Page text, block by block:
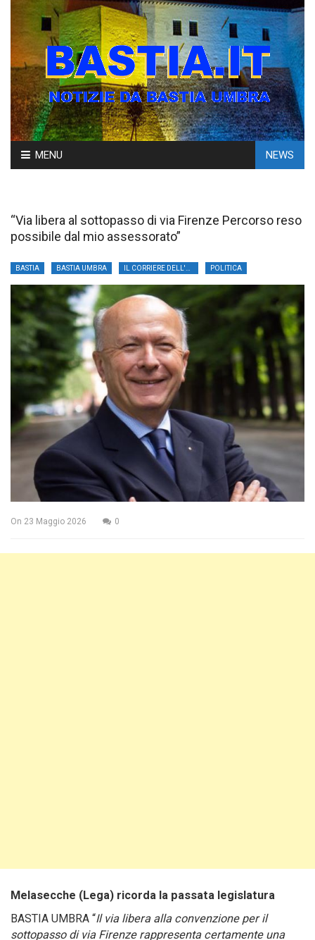
Skip
to
MENU NEWS
“Via libera al sottopasso di via Firenze Percorso reso
possibile dal mio assessorato”
BASTIA BASTIA UMBRA POLITICA
On 23 Maggio 2026 0
Melasecche (Lega) ricorda la passata legislatura
BASTIA UMBRA “Il via libera alla convenzione per il
sottopasso di via Firenze rappresenta certamente una